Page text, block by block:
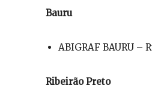
Bauru
ABIGRAF BAURU –
Ribeirão Preto